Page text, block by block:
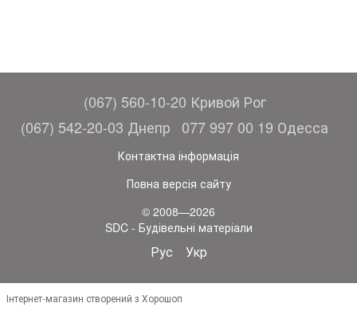
(067) 560-10-20 Кривой Рог
(067) 542-20-03 Днепр
077 997 00 19 Одесса
Контактна інформація
Повна версія сайту
© 2008—2026
SDC - Будівельні матеріали
Рус Укр
Інтернет-магазин створений з Хорошоп